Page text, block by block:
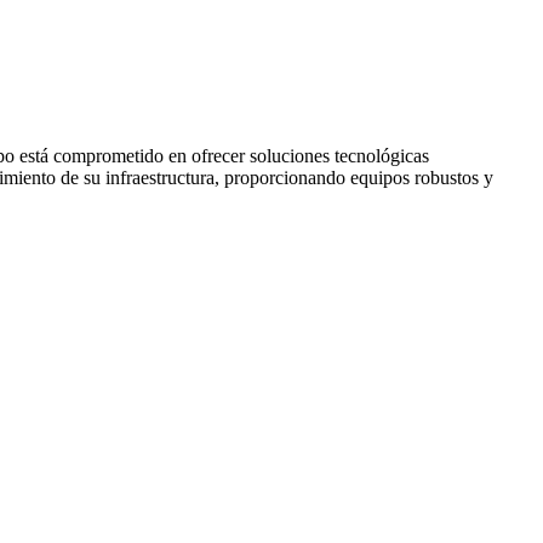
está comprometido en ofrecer soluciones tecnológicas
de su infraestructura, proporcionando equipos robustos y